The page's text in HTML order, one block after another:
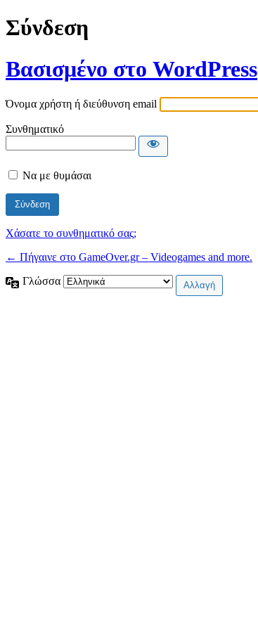
Σύνδεση
Βασισμένο στο WordPress
Όνομα χρήστη ή διεύθυνση email
Συνθηματικό
Να με θυμάσαι
Χάσατε το συνθηματικό σας;
← Πήγαινε στο GameOver.gr – Videogames and more.
Γλώσσα